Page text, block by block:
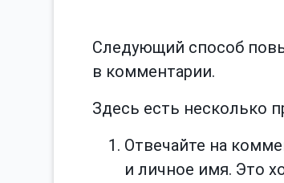
Следующий способ
в комментарии.
Здесь есть несколько
Отвечайте на
и личное имя. Это